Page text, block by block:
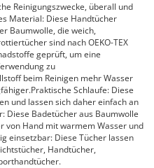
Reinigungszwecke, überall und
Material: Diese Handtücher
Baumwolle, die weich,
sind nach OEKO-TEX
geprüft, um eine
zu
beim Reinigen mehr Wasser
Schlaufe: Diese
und lassen sich daher einfach an
Diese Badetücher aus Baumwolle
von Hand mit warmem Wasser und
einsetzbar: Diese Tücher lassen
Handtücher,